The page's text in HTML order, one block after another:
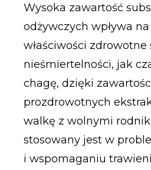
Wysoka zawartość
odżywczych wpływa
właściwości zdrowotne
nieśmiertelności, jak
chagę, dzięki
prozdrowotnych
walkę z wolnymi
stosowany jest w
i wspomaganiu